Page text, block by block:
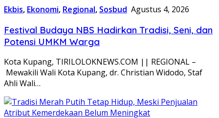
Ekbis, Ekonomi, Regional, Sosbud Agustus 4, 2026
Festival Budaya NBS Hadirkan Tradisi, Seni, dan
Potensi UMKM Warga
Kota Kupang, TIRILOLOKNEWS.COM || REGIONAL –
Mewakili Wali Kota Kupang, dr. Christian Widodo, Staf
Ahli Wali…